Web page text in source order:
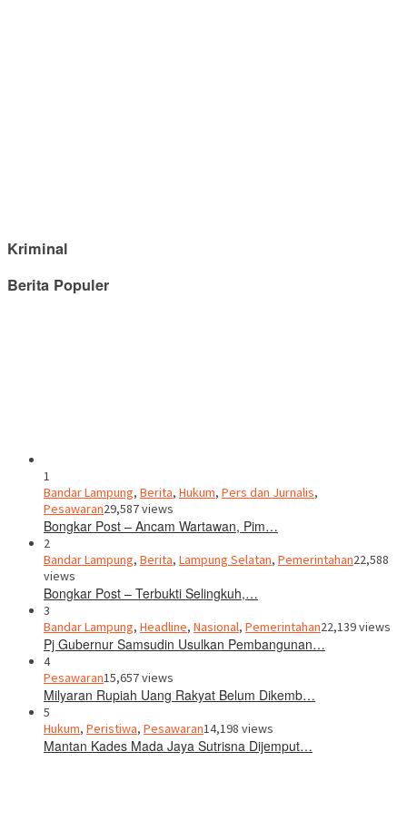
Kriminal
Berita Populer
1
Bandar Lampung, Berita, Hukum, Pers dan Jurnalis,
Pesawaran29,587 views
Bongkar Post – Ancam Wartawan, Pim…
2
Bandar Lampung, Berita, Lampung Selatan, Pemerintahan22,588
views
Bongkar Post – Terbukti Selingkuh,…
3
Bandar Lampung, Headline, Nasional, Pemerintahan22,139 views
Pj Gubernur Samsudin Usulkan Pembangunan…
4
Pesawaran15,657 views
Milyaran Rupiah Uang Rakyat Belum Dikemb…
5
Hukum, Peristiwa, Pesawaran14,198 views
Mantan Kades Mada Jaya Sutrisna Dijemput…